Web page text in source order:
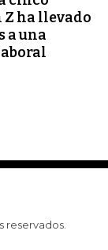
Z ha llevado
a una
reservados.